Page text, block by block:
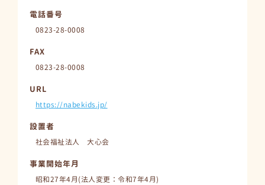
電話番号
0823-28-0008
FAX
0823-28-0008
URL
https://nabekids.jp/
設置者
社会福祉法人 大心会
事業開始年月
昭和27年4月(法人変更：令和7年4月)